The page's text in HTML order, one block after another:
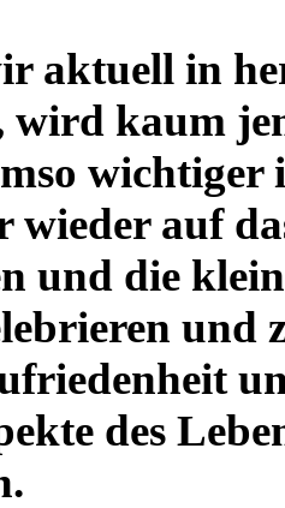
aktuell in
wird kaum
wichtiger
auf
und die
und
des